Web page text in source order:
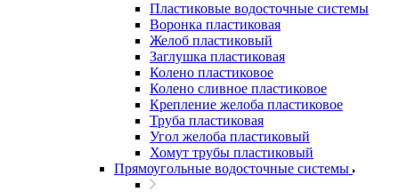
Пластиковые водосточные системы
Воронка пластиковая
Желоб пластиковый
Заглушка пластиковая
Колено пластиковое
Колено сливное пластиковое
Крепление желоба пластиковое
Труба пластиковая
Угол желоба пластиковый
Хомут трубы пластиковый
Прямоугольные водосточные системы